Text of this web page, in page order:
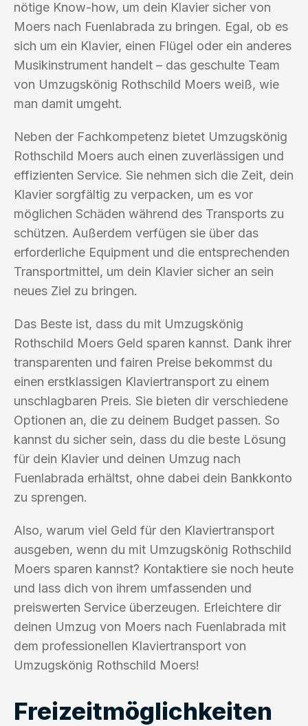
nötige Know-how, um dein Klavier sicher von
Moers nach Fuenlabrada zu bringen. Egal, ob es
sich um ein Klavier, einen Flügel oder ein anderes
Musikinstrument handelt – das geschulte Team
von Umzugskönig Rothschild Moers weiß, wie
man damit umgeht.
Neben der Fachkompetenz bietet Umzugskönig
Rothschild Moers auch einen zuverlässigen und
effizienten Service. Sie nehmen sich die Zeit, dein
Klavier sorgfältig zu verpacken, um es vor
möglichen Schäden während des Transports zu
schützen. Außerdem verfügen sie über das
erforderliche Equipment und die entsprechenden
Transportmittel, um dein Klavier sicher an sein
neues Ziel zu bringen.
Das Beste ist, dass du mit Umzugskönig
Rothschild Moers Geld sparen kannst. Dank ihrer
transparenten und fairen Preise bekommst du
einen erstklassigen Klaviertransport zu einem
unschlagbaren Preis. Sie bieten dir verschiedene
Optionen an, die zu deinem Budget passen. So
kannst du sicher sein, dass du die beste Lösung
für dein Klavier und deinen Umzug nach
Fuenlabrada erhältst, ohne dabei dein Bankkonto
zu sprengen.
Also, warum viel Geld für den Klaviertransport
ausgeben, wenn du mit Umzugskönig Rothschild
Moers sparen kannst? Kontaktiere sie noch heute
und lass dich von ihrem umfassenden und
preiswerten Service überzeugen. Erleichtere dir
deinen Umzug von Moers nach Fuenlabrada mit
dem professionellen Klaviertransport von
Umzugskönig Rothschild Moers!
Freizeitmöglichkeiten